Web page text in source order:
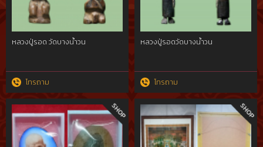
หลวงปู่รอด วัดบางน้ำวน
โทรถาม
หลวงปู่รอดวัดบางน้ำวน
โทรถาม